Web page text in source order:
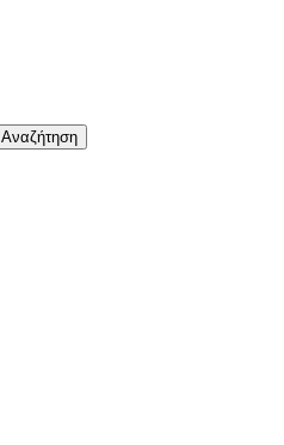
Αναζήτηση